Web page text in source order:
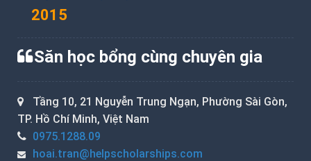
2015
Săn học bổng cùng chuyên gia
Tầng 10, 21 Nguyễn Trung Ngạn, Phường Sài Gòn,
TP. Hồ Chí Minh, Việt Nam
0975.1288.09
hoai.tran@helpscholarships.com